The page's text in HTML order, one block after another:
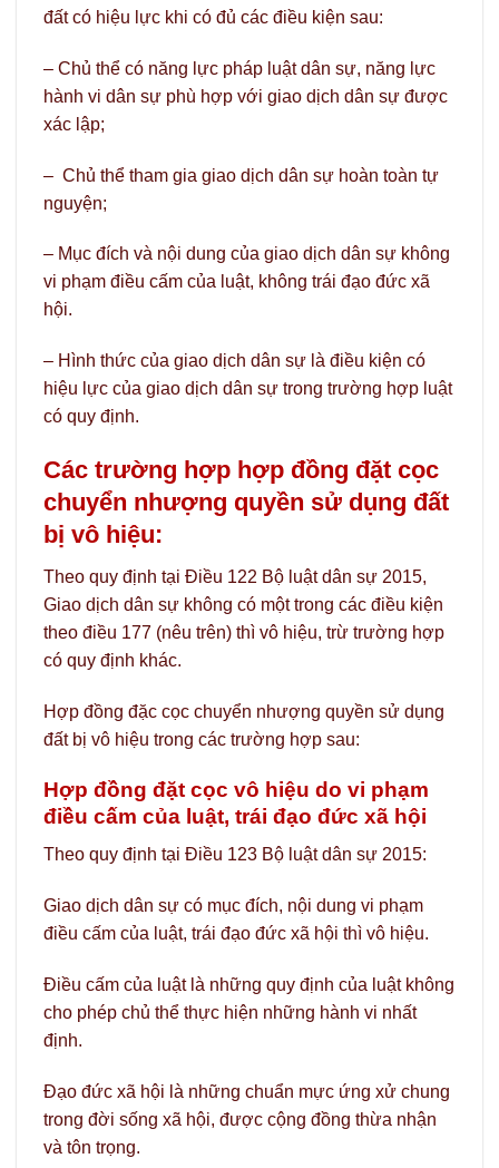
đất có hiệu lực khi có đủ các điều kiện sau:
– Chủ thể có năng lực pháp luật dân sự, năng lực
hành vi dân sự phù hợp với giao dịch dân sự được
xác lập;
– Chủ thể tham gia giao dịch dân sự hoàn toàn tự
nguyện;
– Mục đích và nội dung của giao dịch dân sự không
vi phạm điều cấm của luật, không trái đạo đức xã
hội.
– Hình thức của giao dịch dân sự là điều kiện có
hiệu lực của giao dịch dân sự trong trường hợp luật
có quy định.
Các trường hợp hợp đồng đặt cọc
chuyển nhượng quyền sử dụng đất
bị vô hiệu:
Theo quy định tại Điều 122 Bộ luật dân sự 2015,
Giao dịch dân sự không có một trong các điều kiện
theo điều 177 (nêu trên) thì vô hiệu, trừ trường hợp
có quy định khác.
Hợp đồng đặc cọc chuyển nhượng quyền sử dụng
đất bị vô hiệu trong các trường hợp sau:
Hợp đồng đặt cọc vô hiệu do vi phạm
điều cấm của luật, trái đạo đức xã hội
Theo quy định tại Điều 123 Bộ luật dân sự 2015:
Giao dịch dân sự có mục đích, nội dung vi phạm
điều cấm của luật, trái đạo đức xã hội thì vô hiệu.
Điều cấm của luật là những quy định của luật không
cho phép chủ thể thực hiện những hành vi nhất
định.
Đạo đức xã hội là những chuẩn mực ứng xử chung
trong đời sống xã hội, được cộng đồng thừa nhận
và tôn trọng.